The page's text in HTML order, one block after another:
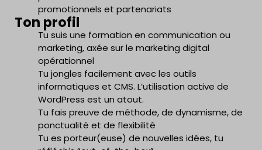
promotionnels et partenariats
Ton profil
Tu suis une formation en communication ou
marketing, axée sur le marketing digital
opérationnel
Tu jongles facilement avec les outils
informatiques et CMS. L’utilisation active de
WordPress est un atout.
Tu fais preuve de méthode, de dynamisme, de
ponctualité et de flexibilité
Tu es porteur(euse) de nouvelles idées, tu